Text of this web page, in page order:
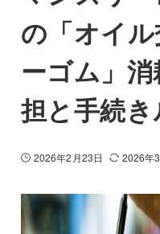
の「オイ
ーゴム」
担と手続
2026年2月23日 2026年